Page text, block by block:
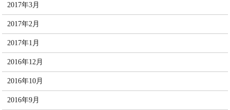
2017年3月
2017年2月
2017年1月
2016年12月
2016年10月
2016年9月